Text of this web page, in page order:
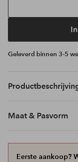
Geleverd binnen 3-5
Maat & Pasvorm
Eerste aankoop?